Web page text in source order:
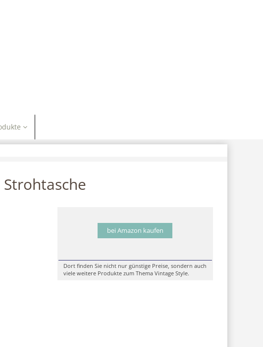
bei Amazon kaufen
Dort finden Sie nicht nur günstige Preise, sondern auch
viele weitere Produkte zum Thema Vintage Style.